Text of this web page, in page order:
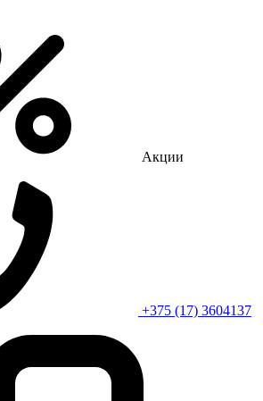
Акции
+375 (17) 3604137